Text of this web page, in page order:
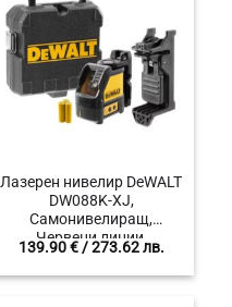
Лазерен нивелир DeWALT
DW088K-XJ,
Самонивелиращ,
Червени линии,
Магнитна стойка
139.90€/ 273.62 лв.